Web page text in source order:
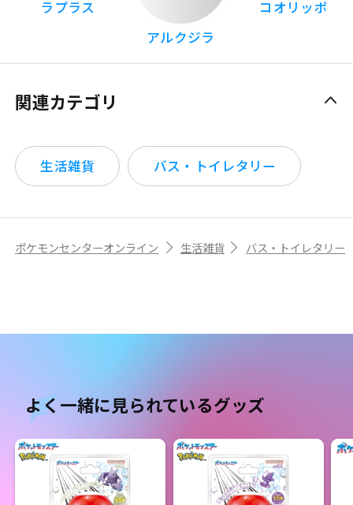
ラプラス
アルクジラ
コオリッポ
関連カテゴリ
生活雑貨 バス・トイレタリー
ポケモンセンターオンライン 生活雑貨 バス・トイレタリー
よく一緒に見られているグッズ